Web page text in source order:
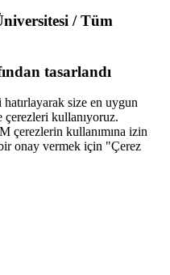
/ Tüm
tasarlandı
size en uygun
kullanıyoruz.
çerezlerin kullanımına izin
onay vermek için "Çerez